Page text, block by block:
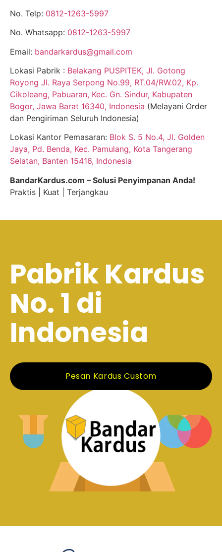
No. Telp: 0812-1263-5997
No. Whatsapp: 0812-1263-5997
Email: bandarkardus@gmail.com
Lokasi Pabrik : Belakang PUSPITEK, Jl. Gotong
Royong Jl. Raya Serpong No.99, RT.04/RW.02, Kp.
Cikoleang, Pabuaran, Kec. Gn. Sindur, Kabupaten
Bogor, Jawa Barat 16340, Indonesia (Melayani Order
dan Pengiriman Seluruh Indonesia)
Lokasi Kantor Pemasaran: Blok S. 5 No.4, Jl. Golden
Jaya, Pd. Benda, Kec. Pamulang, Kota Tangerang
Selatan, Banten 15416, Indonesia
BandarKardus.com – Solusi Penyimpanan Anda!
Praktis | Kuat | Terjangkau
Pabrik Kardus
No. 1 di
Indonesia
Pesan Kardus Custom